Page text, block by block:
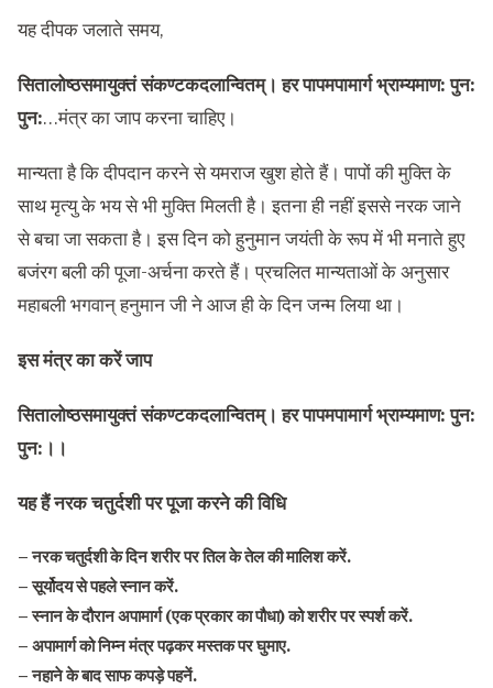
यह दीपक जलाते समय,
सितालोष्ठसमायुक्तं संकण्टकदलान्वितम्। हर पापमपामार्ग भ्राम्यमाण: पुन:
पुन:…मंत्र का जाप करना चाह‍िए।
मान्‍यता है कि दीपदान करने से यमराज खुश होते हैं। पापों की मुक्‍त‍ि के
साथ मृत्‍यु के भय से भी मुक्‍त‍ि म‍िलती है। इतना ही नहीं इससे नरक जाने
से बचा जा सकता है। इस द‍िन को हुनुमान जयंती के रूप में भी मनाते हुए
बजंरग बली की पूजा-अर्चना करते हैं। प्रचलित मान्यताओं के अनुसार
महाबली भगवान् हनुमान जी ने आज ही के द‍िन जन्‍म ल‍िया था।
इस मंत्र का करें जाप
सितालोष्ठसमायुक्तं संकण्टकदलान्वितम्। हर पापमपामार्ग भ्राम्यमाण: पुन:
पुन:।।
यह हैं नरक चतुर्दशी पर पूजा करने की विधि
– नरक चतुर्दशी के दिन शरीर पर तिल के तेल की मालिश करें.
– सूर्योदय से पहले स्नान करें.
– स्नान के दौरान अपामार्ग (एक प्रकार का पौधा) को शरीर पर स्पर्श करें.
– अपामार्ग को निम्न मंत्र पढ़कर मस्तक पर घुमाए.
– नहाने के बाद साफ कपड़े पहनें.